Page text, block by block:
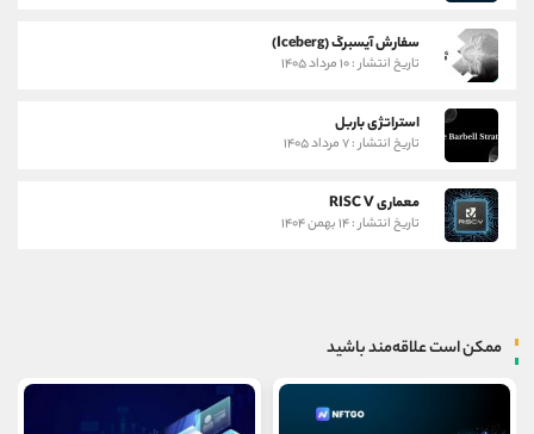
سفارش آیسبرگ (Iceberg)
تاریخ انتشار : ۱۰ مرداد ۱۴۰۵
استراتژی باربل
تاریخ انتشار : ۷ مرداد ۱۴۰۵
معماری RISC V
تاریخ انتشار : ۱۴ بهمن ۱۴۰۴
ممکن است علاقه‌مند باشید